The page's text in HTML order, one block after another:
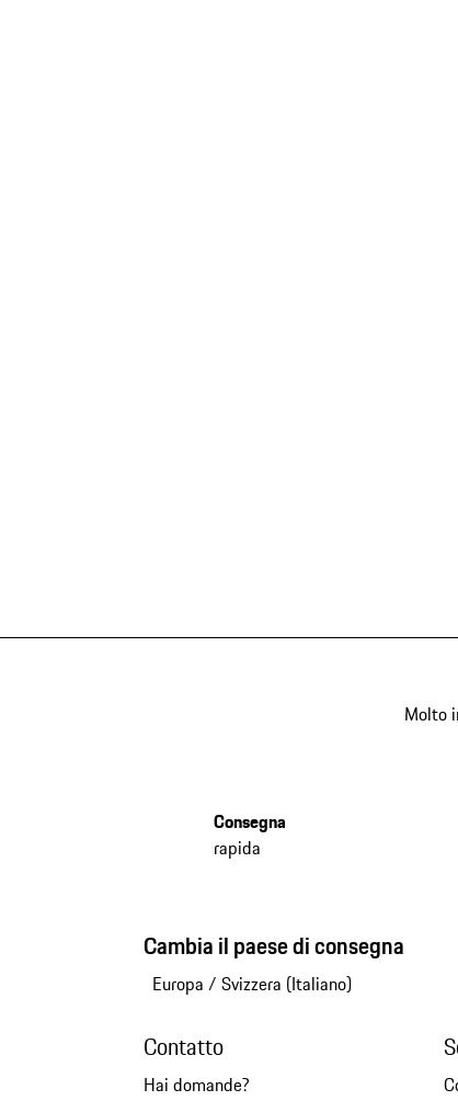
Molto
Consegna
rapida
Cambia il paese di consegna
Europa / Svizzera (Italiano)
Contatto
Hai domande?